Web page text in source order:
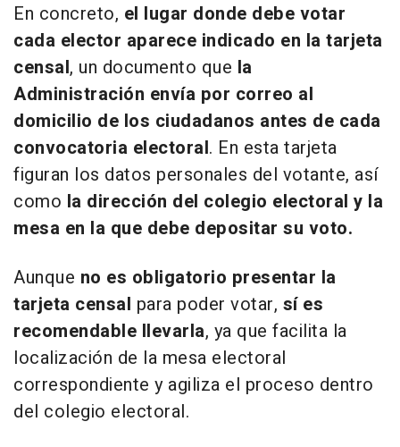
En concreto, el lugar donde debe votar
cada elector aparece indicado en la tarjeta
censal, un documento que la
Administración envía por correo al
domicilio de los ciudadanos antes de cada
convocatoria electoral. En esta tarjeta
figuran los datos personales del votante, así
como la dirección del colegio electoral y la
mesa en la que debe depositar su voto.
Aunque no es obligatorio presentar la
tarjeta censal para poder votar, sí es
recomendable llevarla, ya que facilita la
localización de la mesa electoral
correspondiente y agiliza el proceso dentro
del colegio electoral.